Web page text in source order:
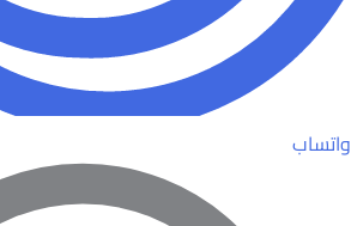
واتساب